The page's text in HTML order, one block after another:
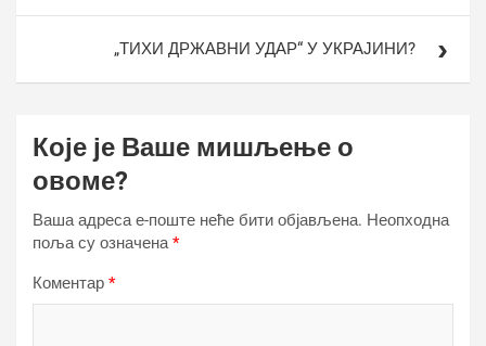
„ТИХИ ДРЖАВНИ УДАР“ У УКРАЈИНИ?
Које је Ваше мишљење о
овоме?
Ваша адреса е-поште неће бити објављена. Неопходна
поља су означена*
Коментар *